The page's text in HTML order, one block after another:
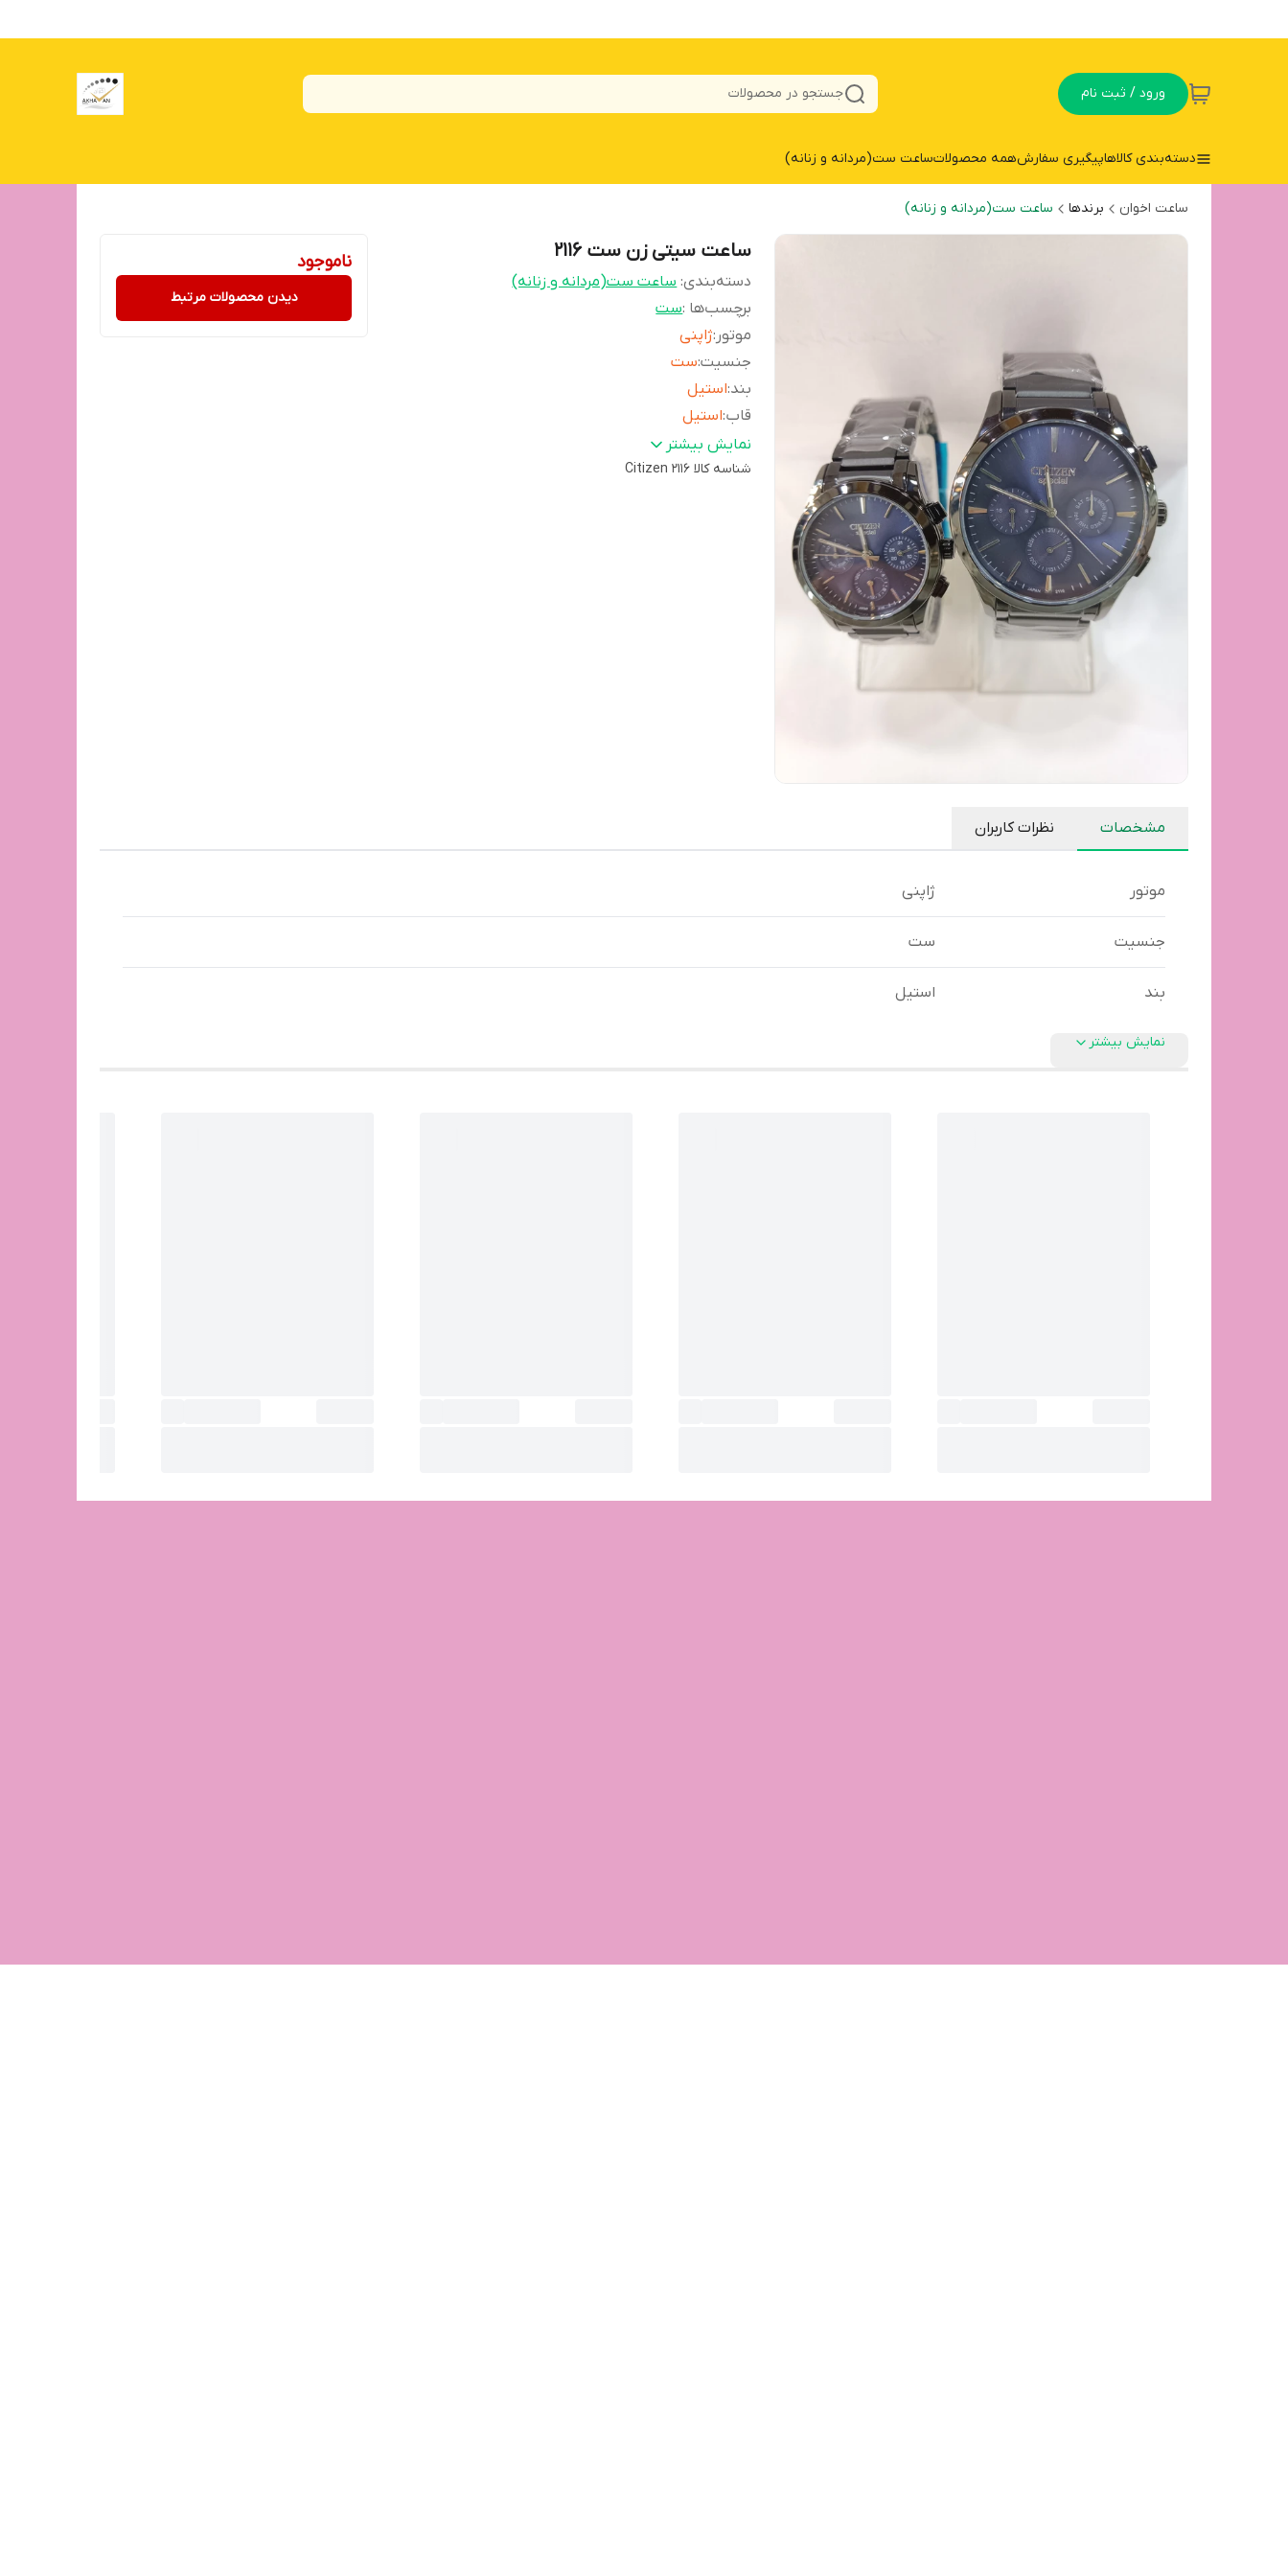
ورود / ثبت نام جستجو در محصولات
دسته‌بندی کالاهاپیگیری سفارشهمه محصولاتساعت ست(مردانه و زنانه)
ساعت اخوان برندها ساعت ست(مردانه و زنانه)
ساعت سیتی زن ست ۲۱۱۶
دسته‌بندی:ساعت ست(مردانه و زنانه)
برچسب‌ها :ست
موتور :ژاپنی
جنسیت:ست
بند:استیل
قاب:استیل
کرنوگراف:ندارد
ماه و روز شمار:دارد
نمایش بیشتر
شناسه کالا Citizen 2116
ناموجود
دیدن محصولات مرتبط
مشخصات نظرات کاربران
موتور ژاپنی
جنسیت ست
بند استیل
نمایش بیشتر